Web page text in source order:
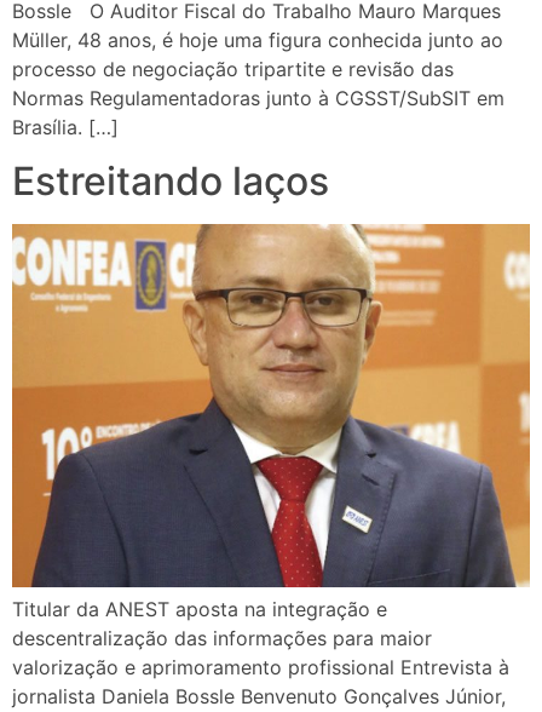
Bossle O Auditor Fiscal do Trabalho Mauro Marques
Müller, 48 anos, é hoje uma figura conhecida junto ao
processo de negociação tripartite e revisão das
Normas Regulamentadoras junto à CGSST/SubSIT em
Brasília. […]
Estreitando laços
Titular da ANEST aposta na integração e
descentralização das informações para maior
valorização e aprimoramento profissional Entrevista à
jornalista Daniela Bossle Benvenuto Gonçalves Júnior,